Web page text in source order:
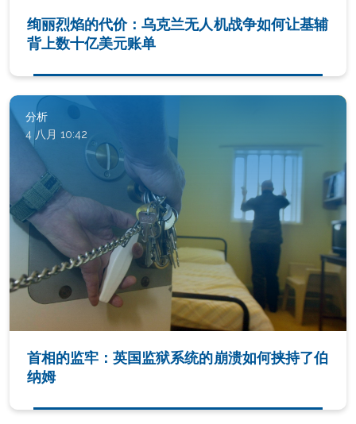
绚丽烈焰的代价：乌克兰无人机战争如何让基辅
背上数十亿美元账单
分析
4 八月 10:42
首相的监牢：英国监狱系统的崩溃如何挟持了伯
纳姆